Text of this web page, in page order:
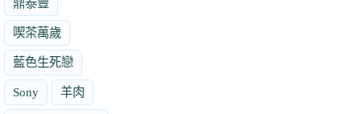
鼎泰豐
喫茶萬歲
藍色生死戀
Sony 羊肉